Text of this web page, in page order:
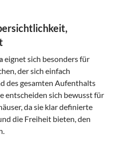
eignet sich besonders für
der sich einfach
des gesamten Aufenthalts
entscheiden sich bewusst für
da sie klar definierte
die Freiheit bieten, den